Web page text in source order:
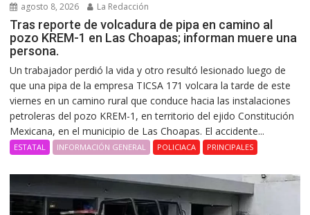
agosto 8, 2026 La Redacción
Tras reporte de volcadura de pipa en camino al
pozo KREM-1 en Las Choapas; informan muere una
persona.
Un trabajador perdió la vida y otro resultó lesionado luego de
que una pipa de la empresa TICSA 171 volcara la tarde de este
viernes en un camino rural que conduce hacia las instalaciones
petroleras del pozo KREM-1, en territorio del ejido Constitución
Mexicana, en el municipio de Las Choapas. El accidente...
ESTATAL INFORMACIÓN GENERAL POLICIACA PRINCIPALES